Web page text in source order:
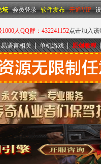
人QQ群：432241152点击加入该
坛 会员登录 软件发布 开通VIP
易语言相关 单机游戏 原创教程